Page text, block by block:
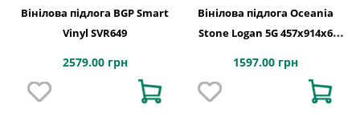
Вінілова підлога BGP Smart
Vinyl SVR649
2579.00 грн
Вінілова підлога Oceania
Stone Logan 5G 457x914х6
1597.00 грн